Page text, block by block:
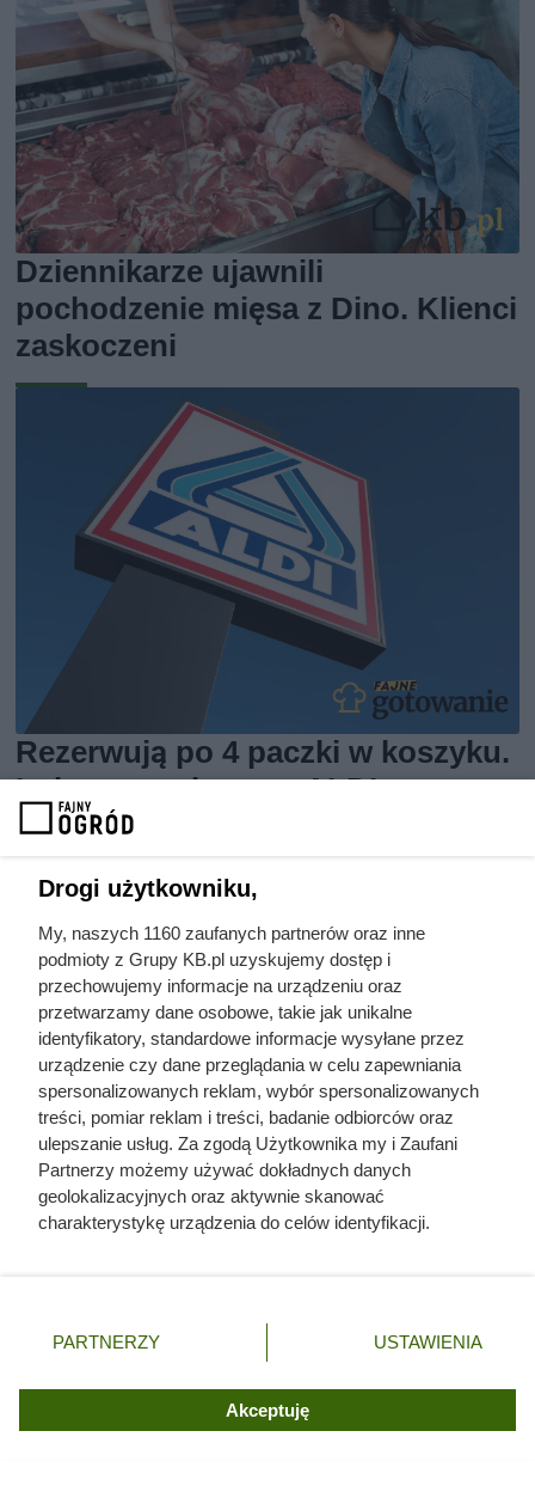
Dziennikarze ujawnili
pochodzenie mięsa z Dino. Klienci
zaskoczeni
Rezerwują po 4 paczki w koszyku.
Luksusowa kawa w ALDI
przeceniona o 91%
ALDI przeceniło kultową kawę o
Drogi użytkowniku,
My, naszych 1160 zaufanych partnerów oraz inne
podmioty z Grupy KB.pl uzyskujemy dostęp i
przechowujemy informacje na urządzeniu oraz
przetwarzamy dane osobowe, takie jak unikalne
identyfikatory, standardowe informacje wysyłane przez
urządzenie czy dane przeglądania w celu zapewniania
spersonalizowanych reklam, wybór spersonalizowanych
treści, pomiar reklam i treści, badanie odbiorców oraz
ulepszanie usług. Za zgodą Użytkownika my i Zaufani
Partnerzy możemy używać dokładnych danych
geolokalizacyjnych oraz aktywnie skanować
charakterystykę urządzenia do celów identyfikacji.
zmienić/wycofać klikając przycisk ustawień prywatności
znajdujący się w lewym dolnym rogu strony. Niektóre
użytkownika, ale masz prawo sprzeciwić się takiemu
przetwarzaniu. Preferencje będą miały zastosowania tylko
PARTNERZY USTAWIENIA
Akceptuję